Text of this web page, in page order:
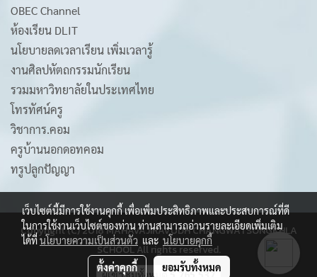
OBEC Channel
ห้องเรียน DLIT
นโยบายลดเวลาเรียน เพิ่มเวลารู้
งานศิลปหัตถกรรมนักเรียน
รวมมหาวิทยาลัยในประเทศไทย
โทรทัศน์ครู
วิชาการ.คอม
ครูบ้านนอกดอทคอม
ทรูปลูกปัญญา
Copyright (C) 2018 MAHAVAJIRAVUDH CHANGWATSONGKHLA
SCHOOL All rights reserved.
เว็บไซต์นี้มีการใช้งานคุกกี้ เพื่อเพิ่มประสิทธิภาพและประสบการณ์ที่ดี
ในการใช้งานเว็บไซต์ของท่าน ท่านสามารถอ่านรายละเอียดเพิ่มเติม
ได้ที่นโยบายความเป็นส่วนตัว และ นโยบายคุกกี้
ตั้งค่าคุกกี้ ยอมรับทั้งหมด